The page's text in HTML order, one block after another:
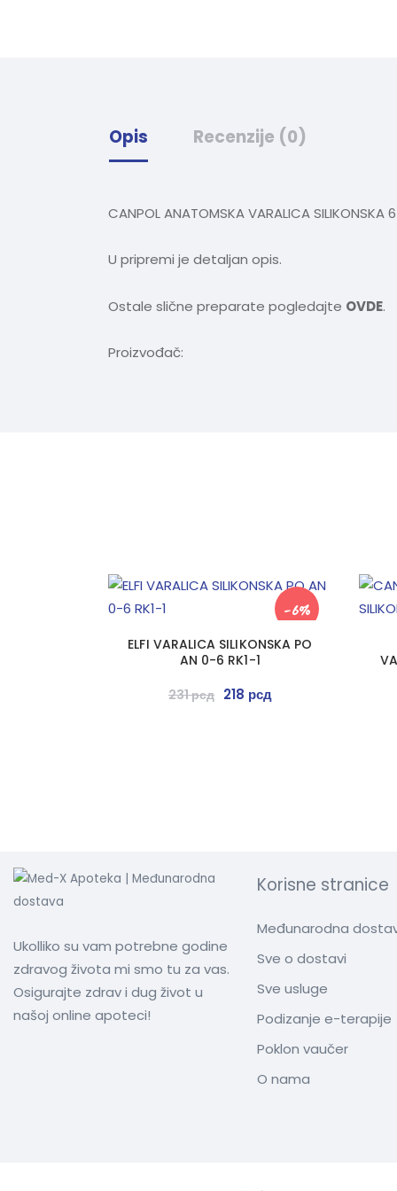
Opis Recenzije (0)
CANPOL ANATOMSKA VARALICA SILIKONSKA
U pripremi je detaljan opis.
Ostale slične preparate pogledajte OVDE.
Proizvođač:
-6%
ELFI VARALICA SILIKONSKA PO
AN 0-6 RK1-1
231рсд 218 рсд
Ukolliko su vam potrebne godine
zdravog života mi smo tu za vas.
Osigurajte zdrav i dug život u
našoj online apoteci!
Korisne stranice
Međunarodna
Sve o dostavi
Sve usluge
Podizanje e-terapije
Poklon vaučer
O nama